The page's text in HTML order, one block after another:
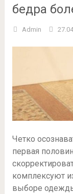
бедра
Admin
Четко
первая
комплексуют
выборе